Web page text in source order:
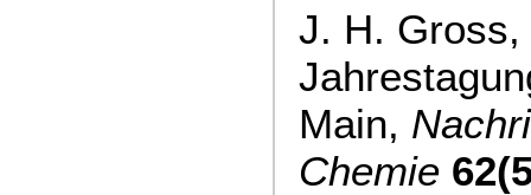
J. H.
Main,
Chemie